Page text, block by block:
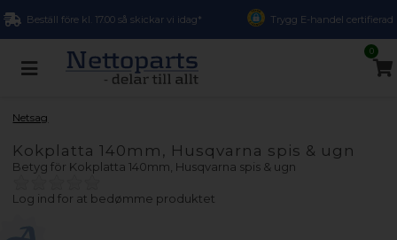
Beställ före kl. 17.00 så skickar vi idag* Trygg E-handel certifierad
0
Netsag
Kokplatta 140mm, Husqvarna spis & ugn
Betyg för Kokplatta 140mm, Husqvarna spis & ugn
Log ind for at bedømme produktet